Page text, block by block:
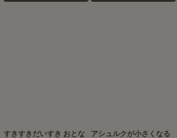
すきすきだいすき おとな アシュルクが小さくなる